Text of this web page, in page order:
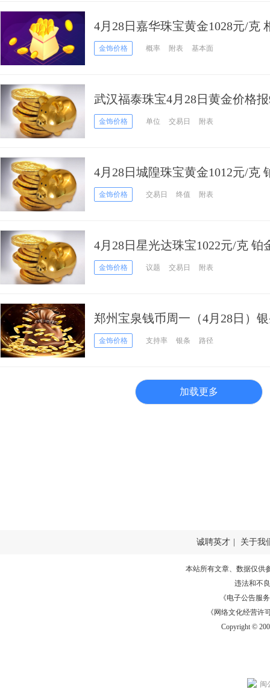
4月28日嘉华珠宝黄金1028元/克
不变
金饰价格 概率 附表 基本面
武汉福泰珠宝4月28日黄金价格
金饰价格 单位 交易日 附表
4月28日城隍珠宝黄金1012元/克
金饰价格 交易日 终值 附表
4月28日星光达珠宝1022元/克 铂
金饰价格 议题 交易日 附表
郑州宝泉钱币周一（4月28日）
金饰价格 支持率 银条 路径
加载更多
诚聘英才 关于我
本站所有文章、数据仅供
违法和不
《电子公告服务
《网络文化经营许
Copyright ©
闽